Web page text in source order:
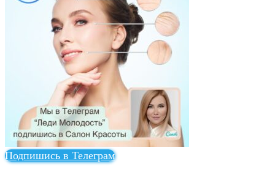
Подпишись в Телеграм